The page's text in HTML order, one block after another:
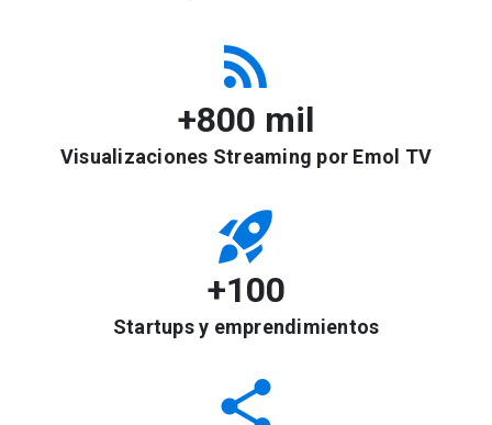
rss_feed
+800 mil
Visualizaciones Streaming por Emol TV
rocket_launch
+100
Startups y emprendimientos
share